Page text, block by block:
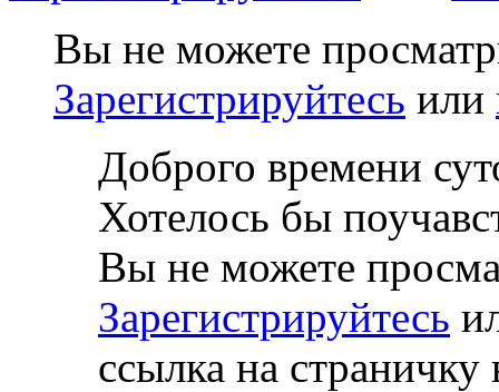
Вы не можете
Зарегистрируйтесь или
Доброго времени
Хотелось бы
Вы не можете
Зарегистрируйтесь
ссылка на страничку